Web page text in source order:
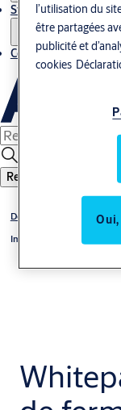
Stories
Contact
Recherche
Des solutions pour tous
Immeubles résidentiels
l’utilisation du
être partagées
publicité et
cookies